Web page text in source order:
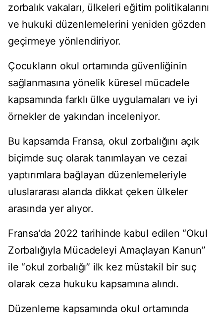
zorbalık vakaları, ülkeleri eğitim politikalarını
ve hukuki düzenlemelerini yeniden gözden
geçirmeye yönlendiriyor.
Çocukların okul ortamında güvenliğinin
sağlanmasına yönelik küresel mücadele
kapsamında farklı ülke uygulamaları ve iyi
örnekler de yakından inceleniyor.
Bu kapsamda Fransa, okul zorbalığını açık
biçimde suç olarak tanımlayan ve cezai
yaptırımlara bağlayan düzenlemeleriyle
uluslararası alanda dikkat çeken ülkeler
arasında yer alıyor.
Fransa’da 2022 tarihinde kabul edilen “Okul
Zorbalığıyla Mücadeleyi Amaçlayan Kanun”
ile “okul zorbalığı” ilk kez müstakil bir suç
olarak ceza hukuku kapsamına alındı.
Düzenleme kapsamında okul ortamında